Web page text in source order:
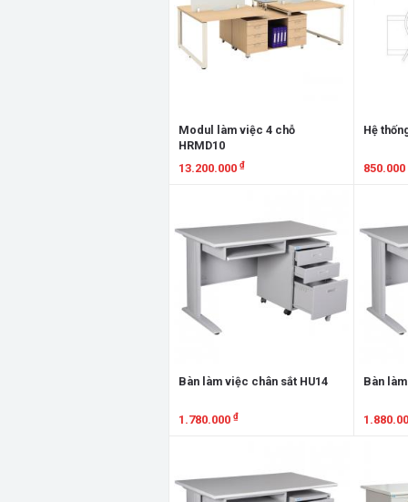
Modul làm việc 4 chỗ
HRMD10
13.200.000 ₫
Hệ
850.000
Bàn làm việc chân sắt HU14
1.780.000 ₫
Bàn